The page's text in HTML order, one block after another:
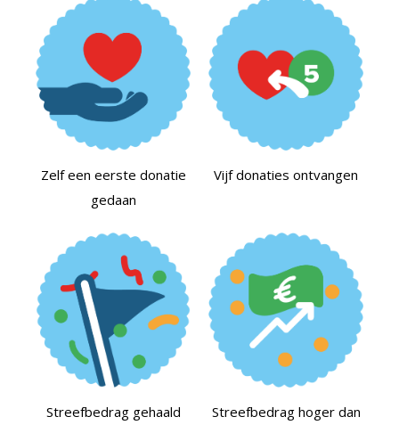
Zelf een eerste donatie
gedaan
Vijf donaties ontvangen
Streefbedrag gehaald Streefbedrag hoger dan